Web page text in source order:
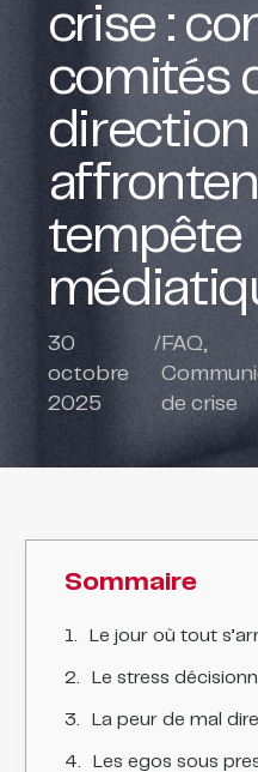
crise :
comités
direction
tempête
30
octobre
2025
/FAQ,
de crise
Sommaire
Le jour où tout
Le stress
La peur de mal dire
Les egos sous